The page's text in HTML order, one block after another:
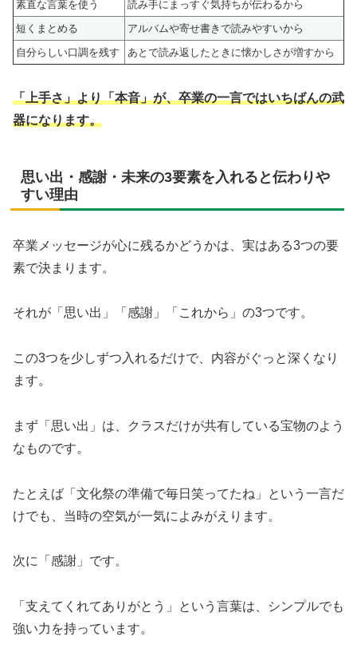
素直な言葉を使う
読み手にまっすぐ気持ちが伝わるから
短くまとめる
アルバムや寄せ書きで読みやすいから
自分らしい口調を残す
あとで読み返したときに懐かしさが増すから
「上手さ」より「本音」が、卒業の一言ではいちばんの武
器になります。
思い出・感謝・未来の3要素を入れると伝わりや
すい理由
卒業メッセージが心に残るかどうかは、実はある3つの要
素で決まります。
それが「思い出」「感謝」「これから」の3つです。
この3つを少しずつ入れるだけで、内容がぐっと深くなり
ます。
まず「思い出」は、クラスだけが共有している宝物のよう
なものです。
たとえば「文化祭の準備で毎日笑ってたね」という一言だ
けでも、当時の空気が一気によみがえります。
次に「感謝」です。
「支えてくれてありがとう」という言葉は、シンプルでも
強い力を持っています。